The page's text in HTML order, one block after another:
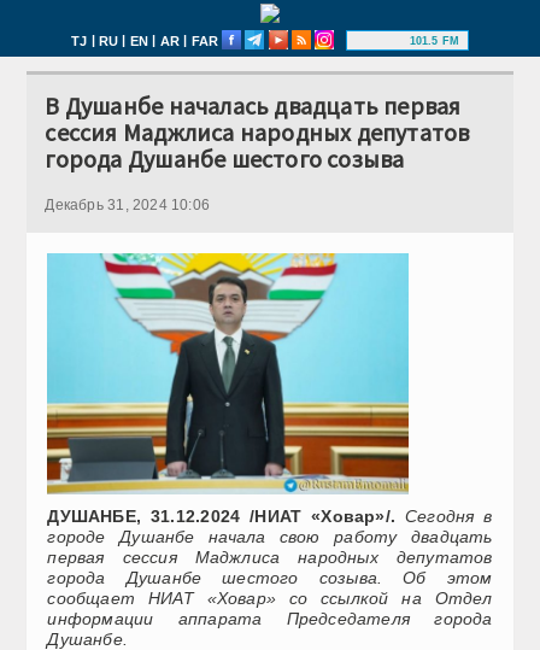
TJ | RU | EN | AR | FAR 101.5 FM
В Душанбе началась двадцать первая
сессия Маджлиса народных депутатов
города Душанбе шестого созыва
Декабрь 31, 2024 10:06
ДУШАНБЕ, 31.12.2024 /НИАТ «Ховар»/. Сегодня в
городе Душанбе начала свою работу двадцать
первая сессия Маджлиса народных депутатов
города Душанбе шестого созыва. Об этом
сообщает НИАТ «Ховар» со ссылкой на Отдел
информации аппарата Председателя города
Душанбе.